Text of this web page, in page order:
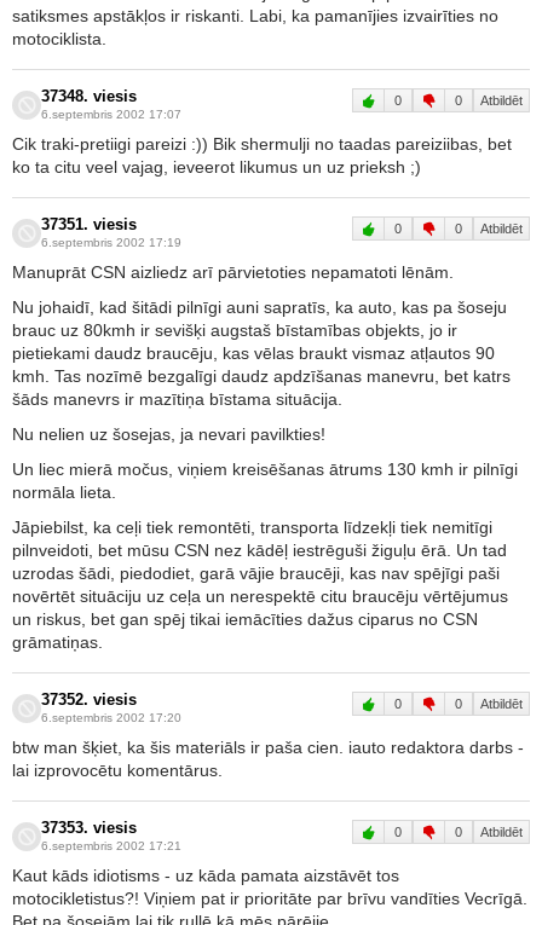
satiksmes apstākļos ir riskanti. Labi, ka pamanījies izvairīties no
motociklista.
37348. viesis
6.septembris 2002 17:07
0 0 Atbildēt
Cik traki-pretiigi pareizi :)) Bik shermulji no taadas pareiziibas, bet
ko ta citu veel vajag, ieveerot likumus un uz prieksh ;)
37351. viesis
6.septembris 2002 17:19
0 0 Atbildēt
Manuprāt CSN aizliedz arī pārvietoties nepamatoti lēnām.
Nu johaidī, kad šitādi pilnīgi auni sapratīs, ka auto, kas pa šoseju
brauc uz 80kmh ir sevišķi augstaš bīstamības objekts, jo ir
pietiekami daudz braucēju, kas vēlas braukt vismaz atļautos 90
kmh. Tas nozīmē bezgalīgi daudz apdzīšanas manevru, bet katrs
šāds manevrs ir mazītiņa bīstama situācija.
Nu nelien uz šosejas, ja nevari pavilkties!
Un liec mierā močus, viņiem kreisēšanas ātrums 130 kmh ir pilnīgi
normāla lieta.
Jāpiebilst, ka ceļi tiek remontēti, transporta līdzekļi tiek nemitīgi
pilnveidoti, bet mūsu CSN nez kādēļ iestrēguši žiguļu ērā. Un tad
uzrodas šādi, piedodiet, garā vājie braucēji, kas nav spējīgi paši
novērtēt situāciju uz ceļa un nerespektē citu braucēju vērtējumus
un riskus, bet gan spēj tikai iemācīties dažus ciparus no CSN
grāmatiņas.
37352. viesis
6.septembris 2002 17:20
0 0 Atbildēt
btw man šķiet, ka šis materiāls ir paša cien. iauto redaktora darbs -
lai izprovocētu komentārus.
37353. viesis
6.septembris 2002 17:21
0 0 Atbildēt
Kaut kāds idiotisms - uz kāda pamata aizstāvēt tos
motocikletistus?! Viņiem pat ir prioritāte par brīvu vandīties Vecrīgā.